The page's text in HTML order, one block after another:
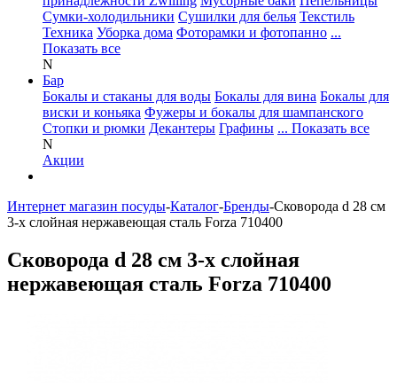
Сумки-холодильники Сушилки для белья Текстиль
Техника Уборка дома Фоторамки и фотопанно ...
Показать все
N
Бар
Бокалы и стаканы для воды Бокалы для вина Бокалы для
виски и коньяка Фужеры и бокалы для шампанского
Стопки и рюмки Декантеры Графины ... Показать все
N
Акции
Интернет магазин посуды-Каталог-Бренды-Сковорода d 28 см
3-х слойная нержавеющая сталь Forza 710400
Сковорода d 28 см 3-х слойная
нержавеющая сталь Forza 710400